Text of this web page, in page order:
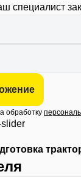
специалист
обработку